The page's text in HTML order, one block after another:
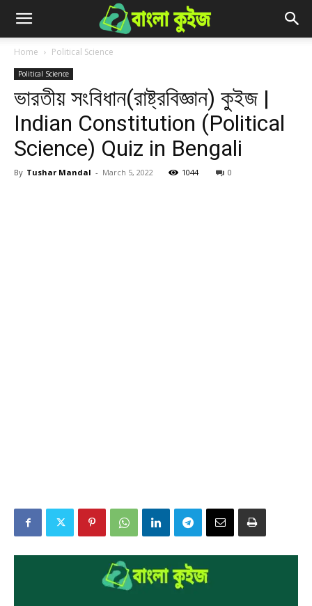
Home Political Science
Political Science
ভারতীয় সংবিধান(রাষ্ট্রবিজ্ঞান) কুইজ |
Indian Constitution (Political
Science) Quiz in Bengali
By Tushar Mandal - March 5, 2022 1044 0